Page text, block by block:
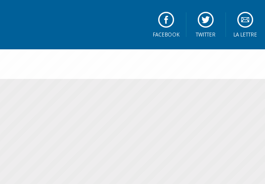
LA LETTRE
TWITTER
FACEBOOK